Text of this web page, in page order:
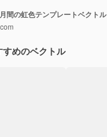
間の虹色テンプレートベクトル
めのベクトル